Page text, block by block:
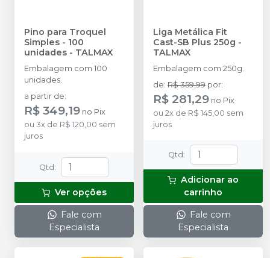
Pino para Troquel
Simples - 100
unidades - TALMAX
Embalagem com 100
unidades.
a partir de:
R$ 349,19 no Pix
ou 3x de R$ 120,00 sem
juros
Qtd :
Ver opções
Fale com
Especialista
Liga Metálica Fit
Cast-SB Plus 250g -
TALMAX
Embalagem com 250g.
de: R$ 359,99 por:
R$ 281,29 no Pix
ou 2x de R$ 145,00 sem
juros
Qtd :
Adicionar ao
carrinho
Fale com
Especialista